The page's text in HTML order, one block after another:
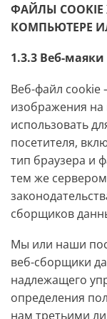
ФАЙЛЫ
КОМПЬЮТЕРЕ
1.3.3 Веб-маяки
Веб-файл
изображения
использовать
посетителя,
тип браузера и
тем же
сборщиков
Мы или наши
веб-сборщики
надлежащего
определения
нам третьими